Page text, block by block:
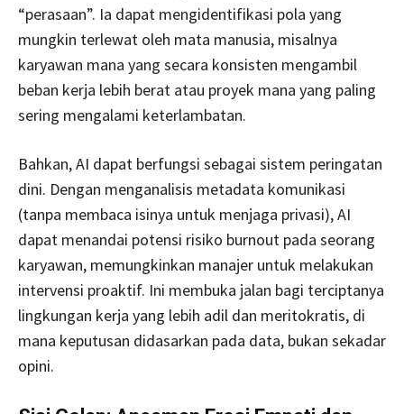
“perasaan”. Ia dapat mengidentifikasi pola yang
mungkin terlewat oleh mata manusia, misalnya
karyawan mana yang secara konsisten mengambil
beban kerja lebih berat atau proyek mana yang paling
sering mengalami keterlambatan.
Bahkan, AI dapat berfungsi sebagai sistem peringatan
dini. Dengan menganalisis metadata komunikasi
(tanpa membaca isinya untuk menjaga privasi), AI
dapat menandai potensi risiko burnout pada seorang
karyawan, memungkinkan manajer untuk melakukan
intervensi proaktif. Ini membuka jalan bagi terciptanya
lingkungan kerja yang lebih adil dan meritokratis, di
mana keputusan didasarkan pada data, bukan sekadar
opini.